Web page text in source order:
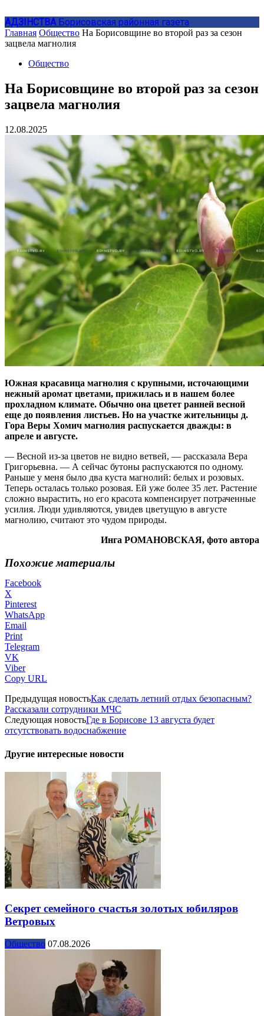
АДЗIНСТВА Борисовская районная газета
Главная Общество На Борисовщине во второй раз за сезон
зацвела магнолия
Общество
На Борисовщине во второй раз за сезон
зацвела магнолия
12.08.2025
Южная красавица магнолия с крупными, источающими
нежный аромат цветами, прижилась и в нашем более
прохладном климате. Обычно она цветет ранней весной
еще до появления листьев. Но на участке жительницы д.
Гора Веры Хомич магнолия распускается дважды: в
апреле и августе.
— Весной из-за цветов не видно ветвей, — рассказала Вера
Григорьевна. — А сейчас бутоны распускаются по одному.
Раньше у меня было два куста магнолий: белых и розовых.
Теперь осталась только розовая. Ей уже более 35 лет. Растение
сложно вырастить, но его красота компенсирует потраченные
усилия. Люди удивляются, увидев цветущую в августе
магнолию, считают это чудом природы.
Инга РОМАНОВСКАЯ, фото автора
Похожие материалы
Facebook
X
Pinterest
WhatsApp
Email
Print
Telegram
VK
Viber
Copy URL
Предыдущая новостьКак сделать летний отдых безопасным?
Рассказали сотрудники МЧС
Следующая новостьГде в Борисове 13 августа будет
отсутствовать водоснабжение
Другие интересные новости
Секрет семейного счастья золотых юбиляров
Ветровых
Общество 07.08.2026